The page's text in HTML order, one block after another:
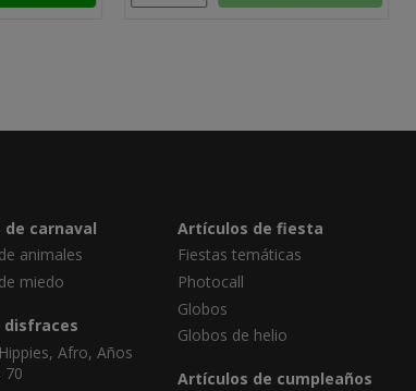
de carnaval
animales
miedo
disfraces
Afro, Años
70
Artículos de fiesta
Fiestas temáticas
Photocall
Globos
Globos de helio
Artículos de cumpleaños